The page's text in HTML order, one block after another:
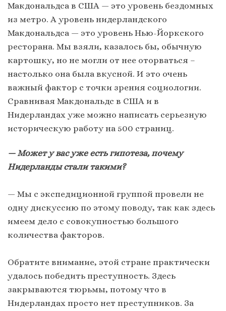
Макдональдса в США — это уровень бездомных
из метро. А уровень нидерландского
Макдональдса — это уровень Нью-Йоркского
ресторана. Мы взяли, казалось бы, обычную
картошку, но не могли от нее оторваться –
настолько она была вкусной. И это очень
важный фактор с точки зрения социологии.
Сравнивая Макдональдс в США и в
Нидерландах уже можно написать серьезную
историческую работу на 500 страниц.
— Может у вас уже есть гипотеза, почему
Нидерланды стали такими?
— Мы с экспедиционной группой провели не
одну дискуссию по этому поводу, так как здесь
имеем дело с совокупностью большого
количества факторов.
Обратите внимание, этой стране практически
удалось победить преступность. Здесь
закрываются тюрьмы, потому что в
Нидерландах просто нет преступников. За